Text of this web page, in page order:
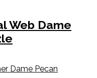
Web Dame